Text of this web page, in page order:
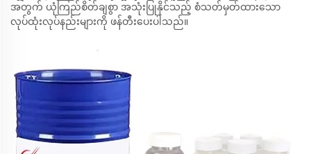
အတွက် ယုံကြည်စိတ်ချစွာ အသုံးပြုနိုင်သည့် စံသတ်မှတ်ထားသော
လုပ်ထုံးလုပ်နည်းများကို ဖန်တီးပေးပါသည်။